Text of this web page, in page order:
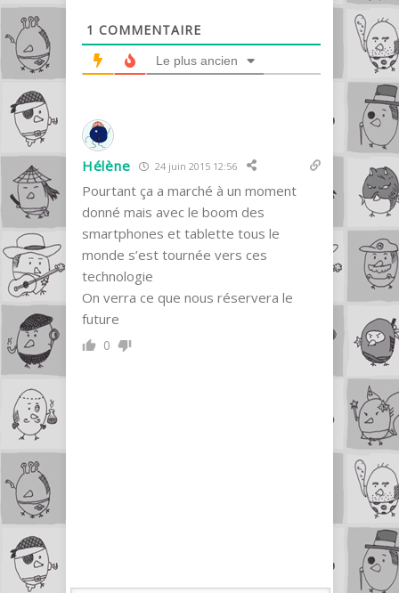
1 COMMENTAIRE
Le plus ancien
Hélène 24 juin 2015 12:56
Pourtant ça a marché à un moment
donné mais avec le boom des
smartphones et tablette tous le
monde s’est tournée vers ces
technologie
On verra ce que nous réservera le
future
0